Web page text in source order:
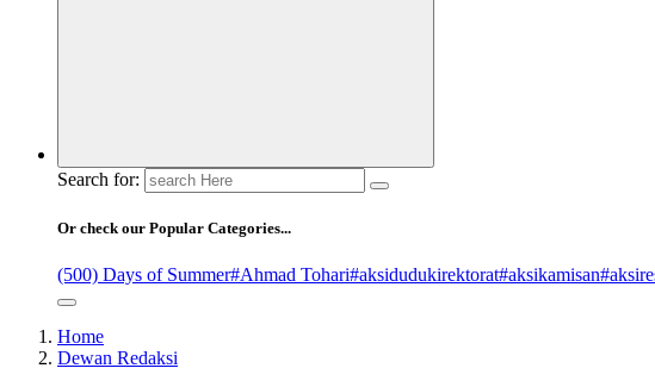
Search for:
Or check our Popular Categories...
(500) Days of Summer#Ahmad Tohari#aksidudukirektorat#aksikamisan
Home
Dewan Redaksi